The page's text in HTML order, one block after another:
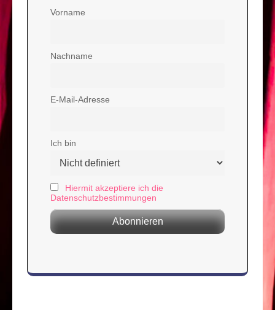
Vorname
Nachname
E-Mail-Adresse
Ich bin
Hiermit akzeptiere ich die
Datenschutzbestimmungen